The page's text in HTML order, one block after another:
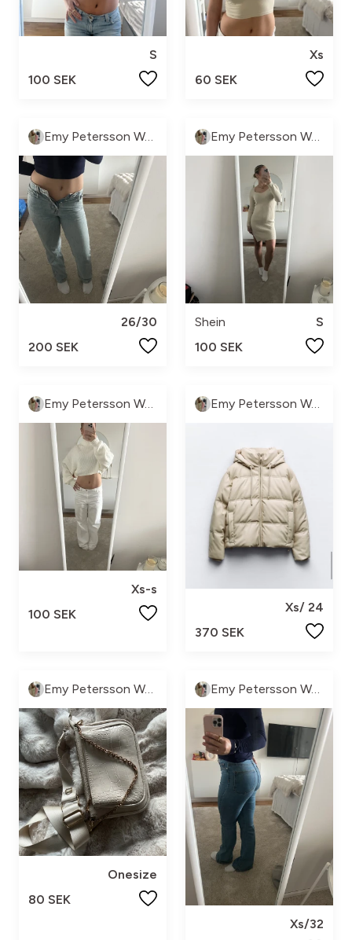
S
100 SEK
Xs
60 SEK
Emy Petersson Wennborg
26/30
200 SEK
Emy Petersson Wennborg
Shein
S
100 SEK
Emy Petersson Wennborg
Xs-s
100 SEK
Emy Petersson Wennborg
Xs/ 24
370 SEK
Emy Petersson Wennborg
Onesize
80 SEK
Emy Petersson Wennborg
Xs/32